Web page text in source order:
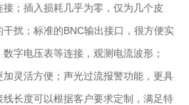
；插入损耗几乎为零，仅为几个皮
扰；标准的BNC输出接口，很方便实
字电压表等连接，观测电流波形；
灵活方便；声光过流报警功能，更具
线长度可以根据客户要求定制，满足特